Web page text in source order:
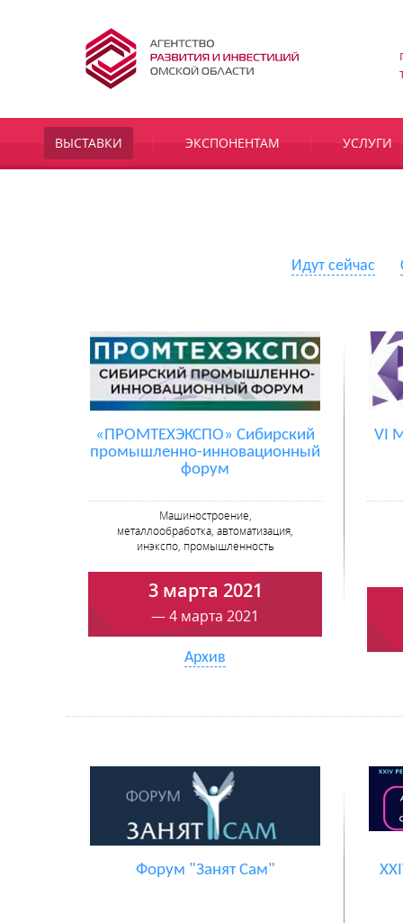
ВЫСТАВКИ ЭКСПОНЕНТАМ УСЛУГИ
Идут сейчас
«ПРОМТЕХЭКСПО» Сибирский
промышленно-инновационный
форум
Машиностроение,
металлообработка, автоматизация,
инэкспо, промышленность
3 марта 2021
— 4 марта 2021
Архив
VI
Форум "Занят Сам"